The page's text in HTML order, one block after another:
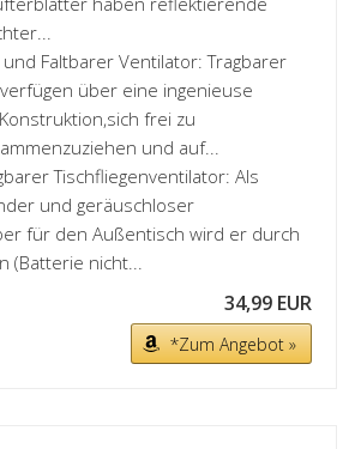
Faltbarer Ventilator: Tragbarer
über eine ingenieuse
frei zu
und auf...
Tischfliegenventilator: Als
und geräuschloser
für den Außentisch wird er durch
(Batterie nicht...
34,99 EUR
*Zum Angebot »